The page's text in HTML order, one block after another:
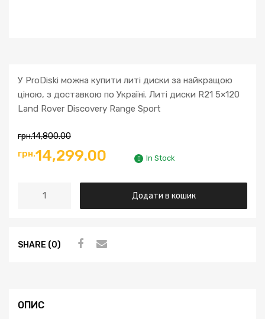
У ProDiski можна купити литі диски за найкращою
ціною, з доставкою по Україні. Литі диски R21 5×120
Land Rover Discovery Range Sport
грн.14,800.00
грн.14,299.00 In Stock
Додати в кошик
SHARE (0)
ОПИС